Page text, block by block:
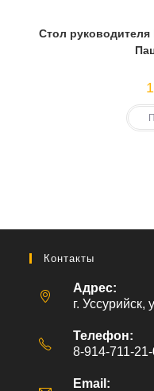
Cтол руководителя
Контакты
Адрес:
г.
Телефон:
8-914-711-
Email: